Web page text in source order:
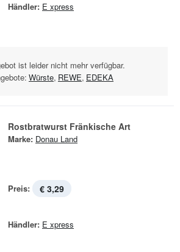
Händler: E xpress
ist leider nicht mehr verfügbar.
Würste, REWE, EDEKA
Rostbratwurst Fränkische Art
Marke: Donau Land
Preis: € 3,29
Händler: E xpress